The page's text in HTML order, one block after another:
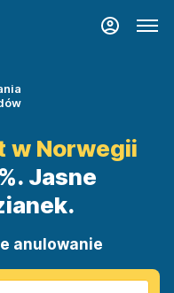
w Norwegii
Jasne
anulowanie